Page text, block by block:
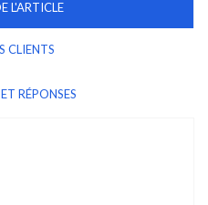
L'ARTICLE
CLIENTS
RÉPONSES